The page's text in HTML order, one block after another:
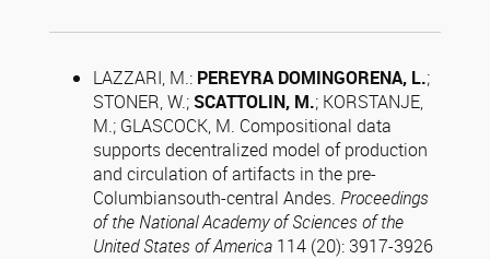
LAZZARI, M.: PEREYRA DOMINGORENA, L.;
STONER, W.; SCATTOLIN, M.; KORSTANJE,
M.; GLASCOCK, M. Compositional data
supports decentralized model of production
and circulation of artifacts in the pre-
Columbiansouth-central Andes. Proceedings
of the National Academy of Sciences of the
United States of America 114 (20): 3917-3926